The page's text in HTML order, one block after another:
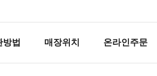
방법 매장위치 온라인주문